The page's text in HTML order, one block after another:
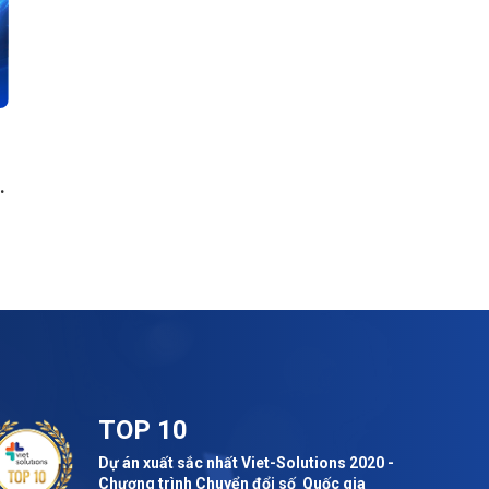
TOP 10
Dự án xuất sắc nhất Viet-Solutions 2020 -
Chương trình Chuyển đổi số Quốc gia